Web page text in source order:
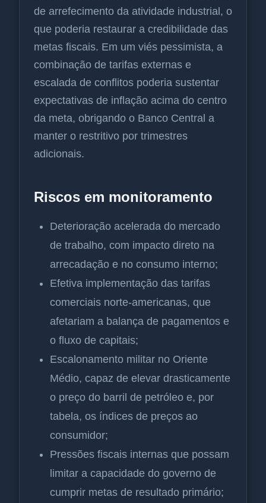
de arrefecimento da atividade industrial, o
que poderia restaurar a credibilidade das
metas fiscais. Em um viés pessimista, a
combinação de tarifas externas e
escalada de conflitos poderia sustentar
expectativas de inflação acima do centro
da meta, obrigando o Banco Central a
manter o restritivo por trimestres
adicionais.
Riscos em monitoramento
Deterioração acelerada do mercado
de trabalho, com impacto direto na
arrecadação e no consumo interno;
Efetiva implementação das tarifas
comerciais norte-americanas, que
afetariam a balança de pagamentos e
o fluxo de capitais;
Escalonamento militar no Oriente
Médio, capaz de elevar drasticamente
o preço do barril de petróleo e, por
tabela, os índices de preços ao
consumidor;
Pressões fiscais internas que possam
limitar a capacidade do governo de
cumprir metas de resultado primário;